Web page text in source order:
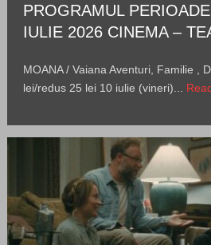
PROGRAMUL
IULIE 2026 CINEMA –
MOANA / Vaiana Aventuri, Familie ,
lei/redus 25 lei 10 iulie (vineri)...